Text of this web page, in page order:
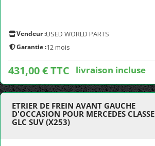
Vendeur :USED WORLD PARTS
Garantie :12 mois
431,00 € TTC livraison incluse
ETRIER DE FREIN AVANT GAUCHE
D'OCCASION POUR MERCEDES CLASSE
GLC SUV (X253)